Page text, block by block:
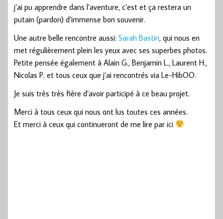
j’ai pu apprendre dans l’aventure, c’est et ça restera un
putain (pardon) d’immense bon souvenir.
Une autre belle rencontre aussi: Sarah Bastin, qui nous en
met régulièrement plein les yeux avec ses superbes photos.
Petite pensée également à Alain G., Benjamin L., Laurent H.,
Nicolas P. et tous ceux que j’ai rencontrés via Le-HibOO.
Je suis très très fière d’avoir participé à ce beau projet.
Merci à tous ceux qui nous ont lus toutes ces années.
Et merci à ceux qui continueront de me lire par ici